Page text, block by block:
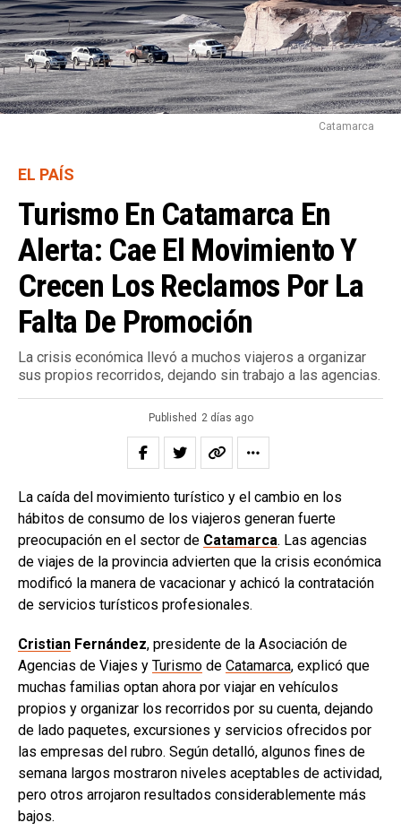
Catamarca
EL PAÍS
Turismo En Catamarca En
Alerta: Cae El Movimiento Y
Crecen Los Reclamos Por La
Falta De Promoción
La crisis económica llevó a muchos viajeros a organizar
sus propios recorridos, dejando sin trabajo a las agencias.
Published 2 días ago
La caída del movimiento turístico y el cambio en los
hábitos de consumo de los viajeros generan fuerte
preocupación en el sector de Catamarca. Las agencias
de viajes de la provincia advierten que la crisis económica
modificó la manera de vacacionar y achicó la contratación
de servicios turísticos profesionales.
Cristian Fernández, presidente de la Asociación de
Agencias de Viajes y Turismo de Catamarca, explicó que
muchas familias optan ahora por viajar en vehículos
propios y organizar los recorridos por su cuenta, dejando
de lado paquetes, excursiones y servicios ofrecidos por
las empresas del rubro. Según detalló, algunos fines de
semana largos mostraron niveles aceptables de actividad,
pero otros arrojaron resultados considerablemente más
bajos.